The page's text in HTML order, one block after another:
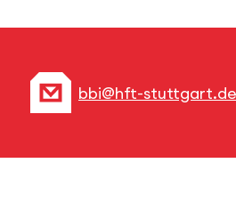
bbi@hft-stuttgart.de